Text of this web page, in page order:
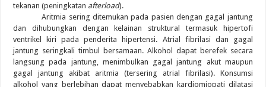
tekanan (peningkatan afterload).
Aritmia sering ditemukan pada pasien dengan gagal jantung
dan dihubungkan dengan kelainan struktural termasuk hipertofi
ventrikel kiri pada penderita hipertensi. Atrial fibrilasi dan gagal
jantung seringkali timbul bersamaan. Alkohol dapat berefek secara
langsung pada jantung, menimbulkan gagal jantung akut maupun
gagal jantung akibat aritmia (tersering atrial fibrilasi). Konsumsi
alkohol yang berlebihan dapat menyebabkan kardiomiopati dilatasi